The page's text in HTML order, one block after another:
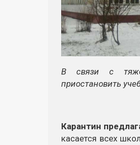
В связи с
приостановить
Карантин
касается всех